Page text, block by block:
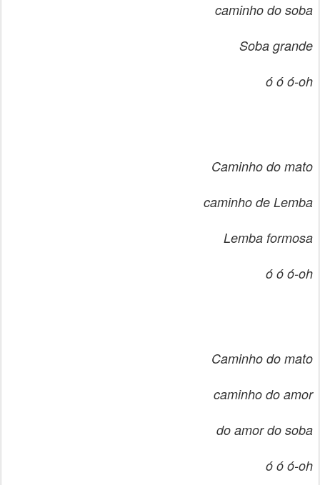
caminho do soba
Soba grande
ó ó ó-oh
Caminho do mato
caminho de Lemba
Lemba formosa
ó ó ó-oh
Caminho do mato
caminho do amor
do amor do soba
ó ó ó-oh